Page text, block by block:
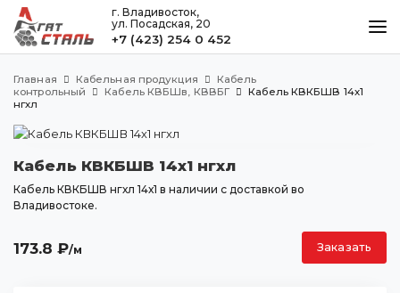
г. Владивосток,
ул. Посадская, 20
+7 (423) 254 0 452
МЕТАЛЛООБРАБОТКА
ДОСТАВКА И ОПЛАТА
ул. Посадская, 20
Главная Кабельная продукция
Кабель
контрольный
Кабель КВБШв, КВВБГ
Кабель КВКБШВ 14х1
нгхл
Кабель КВКБШВ 14х1 нгхл
Кабель КВКБШВ нгхл 14х1 в наличии с доставкой во
Владивостоке.
173.8 ₽/м Заказать